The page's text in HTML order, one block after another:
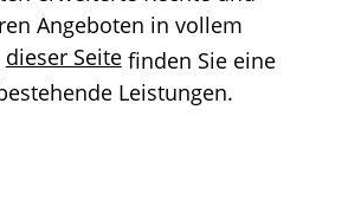
Angeboten in vollem
dieser Seitefinden Sie eine
Leistungen.